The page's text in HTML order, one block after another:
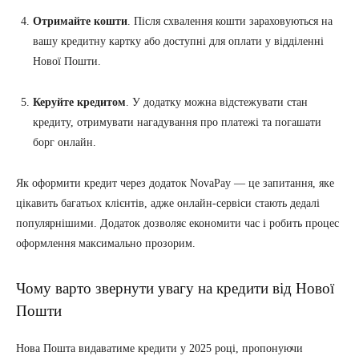
Отримайте кошти. Після схвалення кошти зараховуються на
вашу кредитну картку або доступні для оплати у відділенні
Нової Пошти.
Керуйте кредитом. У додатку можна відстежувати стан
кредиту, отримувати нагадування про платежі та погашати
борг онлайн.
Як оформити кредит через додаток NovaPay — це запитання, яке
цікавить багатьох клієнтів, адже онлайн-сервіси стають дедалі
популярнішими. Додаток дозволяє економити час і робить процес
оформлення максимально прозорим.
Чому варто звернути увагу на кредити від Нової
Пошти
Нова Пошта видаватиме кредити у 2025 році, пропонуючи